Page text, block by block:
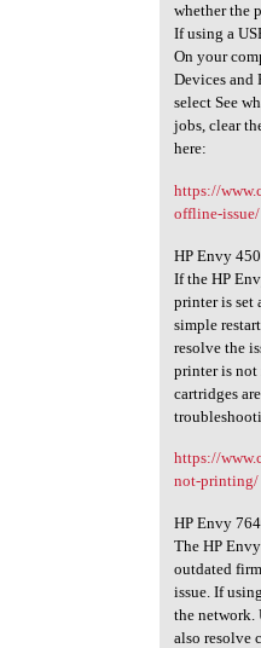
whether the
If using a
On your
Devices and
select See
jobs, clear
here:
https://
offline-issue/
HP Envy
If the HP
printer is set
simple
resolve the
printer is
cartridges
https://
not-printing/
HP Envy
The HP
outdated
issue. If
the network.
also resolve